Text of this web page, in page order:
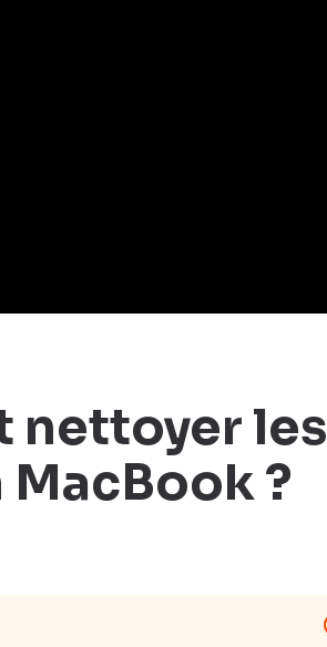
nettoyer les
?